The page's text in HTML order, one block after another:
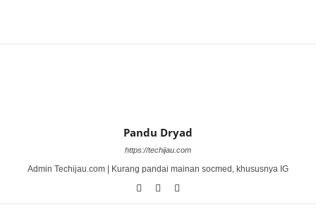
Pandu Dryad
https://techijau.com
Admin Techijau.com | Kurang pandai mainan socmed, khususnya IG